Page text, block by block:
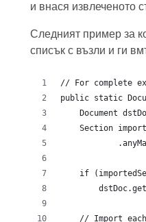
и внася извлеченото
Следният пример за
списък с възли и ги